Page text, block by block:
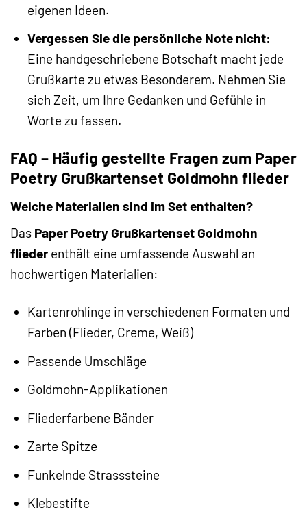
eigenen Ideen.
Vergessen Sie die persönliche Note nicht:
Eine handgeschriebene Botschaft macht jede
Grußkarte zu etwas Besonderem. Nehmen Sie
sich Zeit, um Ihre Gedanken und Gefühle in
Worte zu fassen.
FAQ – Häufig gestellte Fragen zum Paper
Poetry Grußkartenset Goldmohn flieder
Welche Materialien sind im Set enthalten?
Das Paper Poetry Grußkartenset Goldmohn
flieder enthält eine umfassende Auswahl an
hochwertigen Materialien:
Kartenrohlinge in verschiedenen Formaten und
Farben (Flieder, Creme, Weiß)
Passende Umschläge
Goldmohn-Applikationen
Fliederfarbene Bänder
Zarte Spitze
Funkelnde Strasssteine
Klebestifte